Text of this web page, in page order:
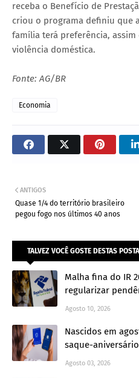
receba o Benefício de
criou o programa definiu que
família terá preferência,
violência doméstica.
Fonte: AG/BR
Economia
ANTIGOS
Quase 1/4 do território brasileiro
pegou fogo nos últimos 40 anos
TALVEZ VOCÊ GOSTE DESTAS
Malha fina do IR
regularizar
Agosto 10, 2026
Nascidos em
saque-
Agosto 03, 2026